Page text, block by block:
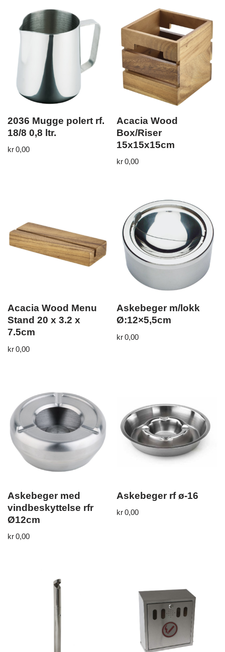
2036 Mugge polert rf.
18/8 0,8 ltr.
kr0,00
Acacia Wood
Box/Riser
15x15x15cm
kr0,00
Acacia Wood Menu
Stand 20 x 3.2 x
7.5cm
kr0,00
Askebeger m/lokk
Ø:12×5,5cm
kr0,00
Askebeger med
vindbeskyttelse rfr
Ø12cm
kr0,00
Askebeger rf ø-16
kr0,00